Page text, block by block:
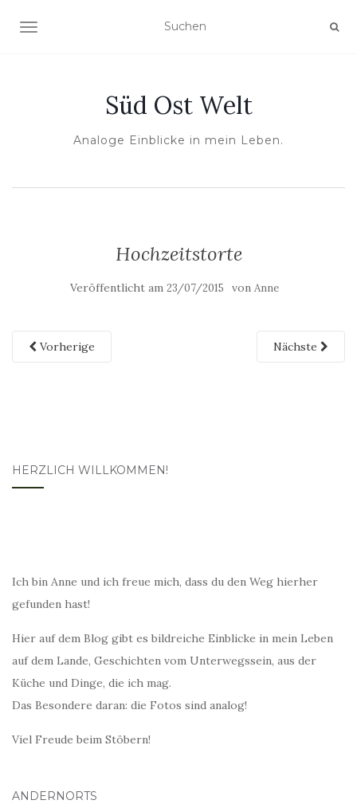
NAVIGATION UMSCHALTEN
Süd Ost Welt
Analoge Einblicke in mein Leben.
Hochzeitstorte
Veröffentlicht am 23/07/2015 von Anne
Vorherige Nächste
HERZLICH WILLKOMMEN!
Ich bin Anne und ich freue mich, dass du den Weg hierher
gefunden hast!
Hier auf dem Blog gibt es bildreiche Einblicke in mein Leben
auf dem Lande, Geschichten vom Unterwegssein, aus der
Küche und Dinge, die ich mag.
Das Besondere daran: die Fotos sind analog!
Viel Freude beim Stöbern!
ANDERNORTS